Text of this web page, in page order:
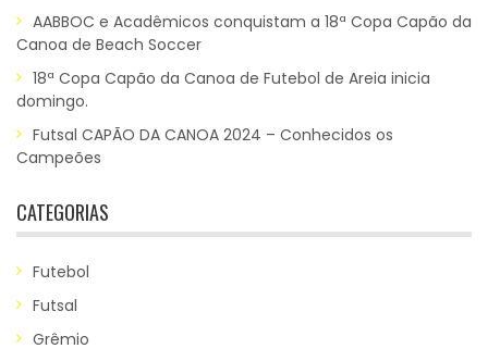
AABBOC e Acadêmicos conquistam a 18ª Copa Capão da
Canoa de Beach Soccer
18ª Copa Capão da Canoa de Futebol de Areia inicia
domingo.
Futsal CAPÃO DA CANOA 2024 – Conhecidos os
Campeões
CATEGORIAS
Futebol
Futsal
Grêmio